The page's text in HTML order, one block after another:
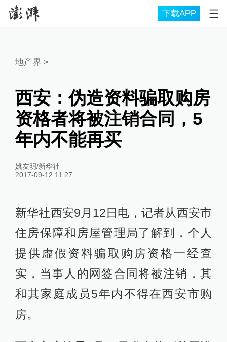
下载APP
地产界 >
西安：伪造资料骗取购房
资格者将被注销合同，5
年内不能再买
姚友明/新华社
2017-09-12 11:27
新华社西安9月12日电，记者从西安市
住房保障和房屋管理局了解到，个人
提供虚假资料骗取购房资格一经查
实，当事人的网签合同将被注销，其
和其家庭成员5年内不得在西安市购
房。